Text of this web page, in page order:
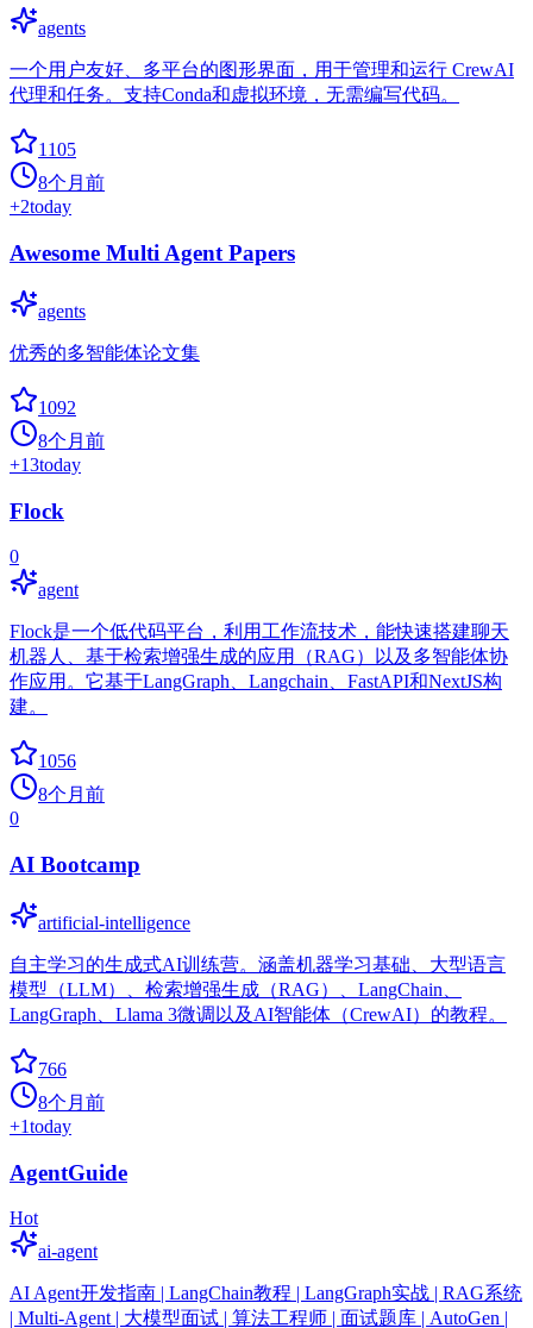
agents
一个用户友好、多平台的图形界面，用于管理和运行 CrewAI
代理和任务。支持Conda和虚拟环境，无需编写代码。
1105
8个月前
+2today
Awesome Multi Agent Papers
agents
优秀的多智能体论文集
1092
8个月前
+13today
Flock
0
agent
Flock是一个低代码平台，利用工作流技术，能快速搭建聊天
机器人、基于检索增强生成的应用（RAG）以及多智能体协
作应用。它基于LangGraph、Langchain、FastAPI和NextJS构
建。
1056
8个月前
0
AI Bootcamp
artificial-intelligence
自主学习的生成式AI训练营。涵盖机器学习基础、大型语言
模型（LLM）、检索增强生成（RAG）、LangChain、
LangGraph、Llama 3微调以及AI智能体（CrewAI）的教程。
766
8个月前
+1today
AgentGuide
Hot
ai-agent
AI Agent开发指南 | LangChain教程 | LangGraph实战 | RAG系统
| Multi-Agent | 大模型面试 | 算法工程师 | 面试题库 | AutoGen |